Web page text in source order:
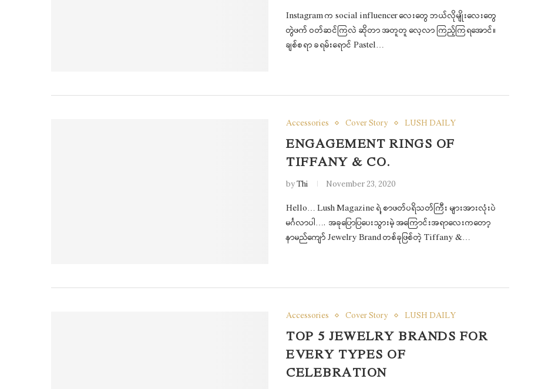
Instagram က social influencer လေးတွေ ဘယ်လိုမျိုးလေးတွေ
တွဲဖက် ဝတ်ဆင်ကြလဲ ဆိုတာ အတူတူ လေ့လာ ကြည့်ကြရအောင်။
ချစ်စရာ ခရမ်းရောင် Pastel…
Accessories Cover Story LUSH DAILY
ENGAGEMENT RINGS OF
TIFFANY & CO.
byThi November 23, 2020
Hello… Lush Magazine ရဲ့ စာဖတ်ပရိသတ်ကြီး များအားလုံးပဲ
မင်္ဂလာပါ…. အခုပြောပြပေးသွားမဲ့ အကြောင်းအရာလေးကတော့
နာမည်ကျော် Jewelry Brand တစ်ခုဖြစ်တဲ့ Tiffany &…
Accessories Cover Story LUSH DAILY
TOP 5 JEWELRY BRANDS FOR
EVERY TYPES OF
CELEBRATION